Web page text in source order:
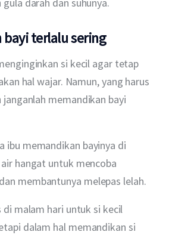
bayi terlalu sering
si kecil agar tetap
hal wajar. Namun, yang harus
memandikan bayi
ibu memandikan bayinya di
hangat untuk mencoba
membantunya melepas lelah.
malam hari untuk si kecil
dalam hal memandikan si